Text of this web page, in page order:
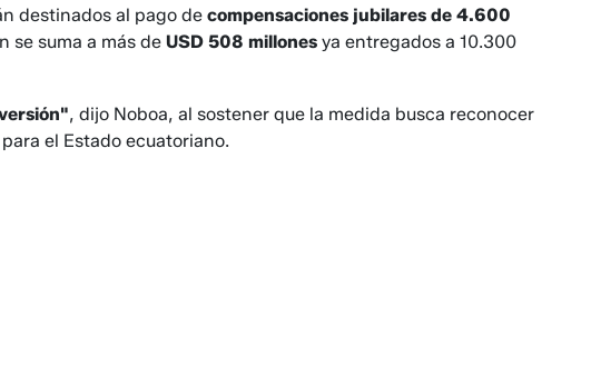
destinados al pago de compensaciones jubilares de 4.600
se suma a más de USD 508 millones ya entregados a 10.300
, dijo Noboa, al sostener que la medida busca reconocer
el Estado ecuatoriano.